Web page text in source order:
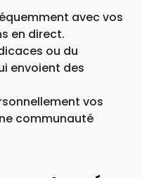
avec vos
en direct.
ou du
envoient des
vos
communauté